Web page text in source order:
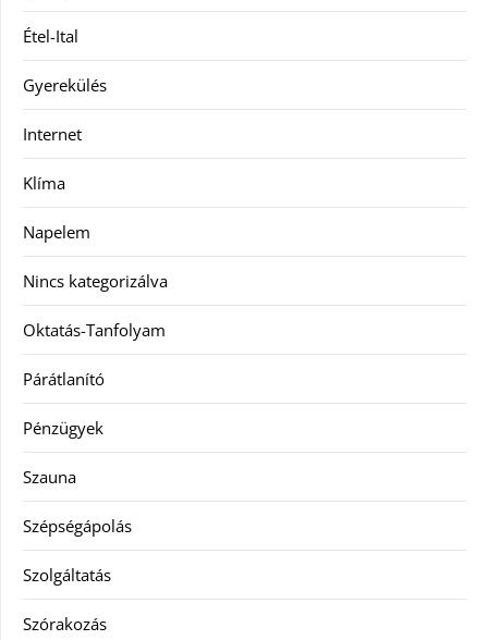
Étel-Ital
Gyerekülés
Internet
Klíma
Napelem
Nincs kategorizálva
Oktatás-Tanfolyam
Párátlanító
Pénzügyek
Szauna
Szépségápolás
Szolgáltatás
Szórakozás